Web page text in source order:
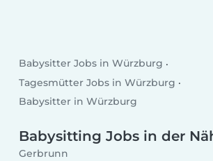
Babysitter Jobs in Würzburg
Tagesmütter Jobs in Würzburg
Babysitter in Würzburg
Babysitting Jobs in der
Gerbrunn